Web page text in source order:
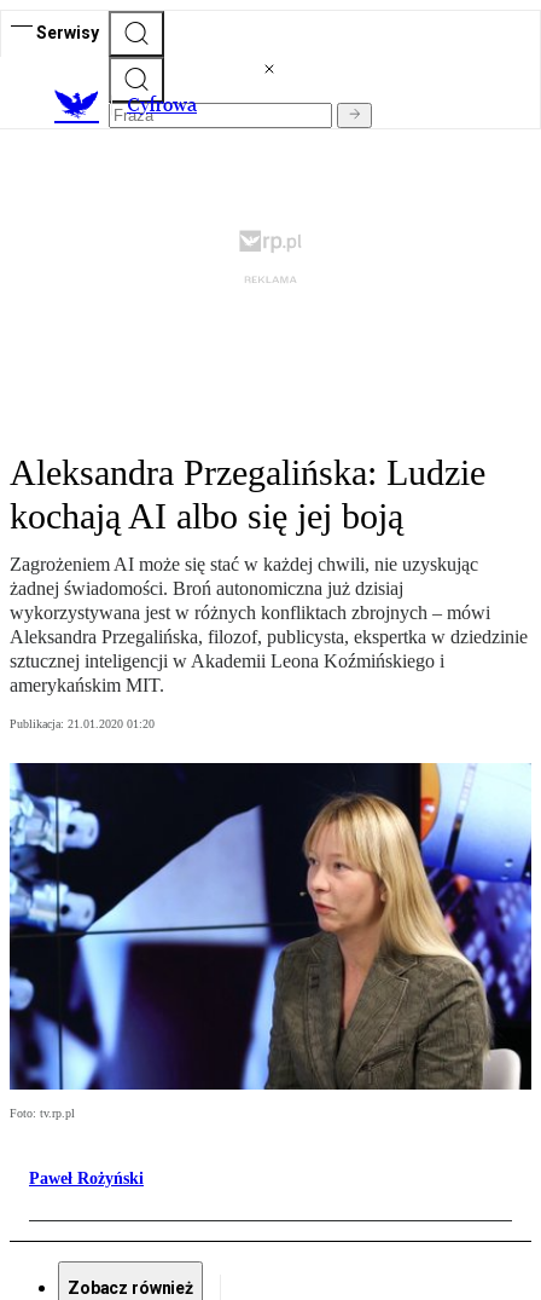
Serwisy
Cyfrowa
Aleksandra Przegalińska: Ludzie
kochają AI albo się jej boją
Zagrożeniem AI może się stać w każdej chwili, nie uzyskując
żadnej świadomości. Broń autonomiczna już dzisiaj
wykorzystywana jest w różnych konfliktach zbrojnych – mówi
Aleksandra Przegalińska, filozof, publicysta, ekspertka w dziedzinie
sztucznej inteligencji w Akademii Leona Koźmińskiego i
amerykańskim MIT.
Publikacja: 21.01.2020 01:20
Foto: tv.rp.pl
Paweł Rożyński
Zobacz również